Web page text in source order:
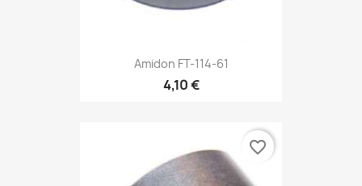
Amidon FT-114-61
4,10 €
favorite_border